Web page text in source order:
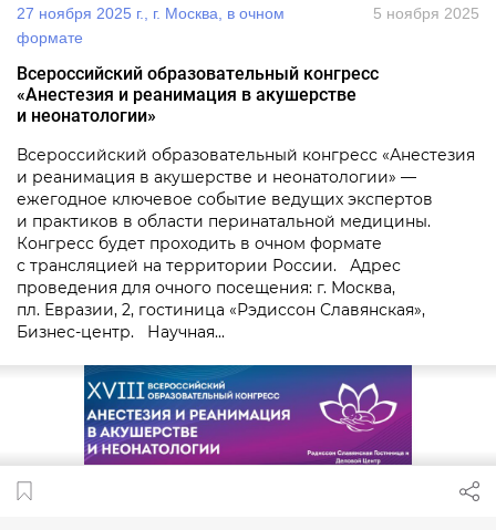
27 ноября 2025 г., г. Москва, в очном
формате
5 ноября 2025
Всероссийский образовательный конгресс
«Анестезия и реанимация в акушерстве
и неонатологии»
Всероссийский образовательный конгресс «Анестезия
и реанимация в акушерстве и неонатологии» —
ежегодное ключевое событие ведущих экспертов
и практиков в области перинатальной медицины.
Конгресс будет проходить в очном формате
с трансляцией на территории России. Адрес
проведения для очного посещения: г. Москва,
пл. Евразии, 2, гостиница «Рэдиссон Славянская»,
Бизнес-центр. Научная...